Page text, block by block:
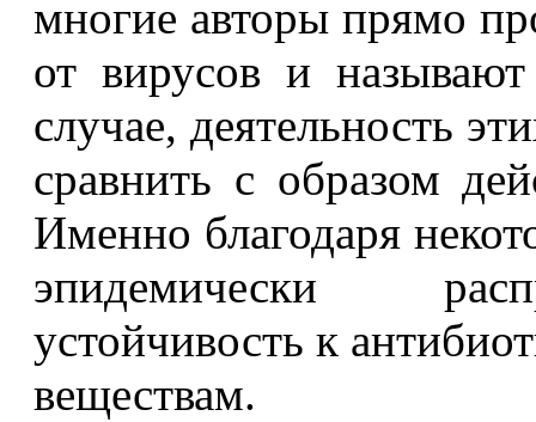
многие авторы прямо
от вирусов и
случае, деятельность
сравнить с образом
Именно благодаря
эпидемически
устойчивость к
веществам.